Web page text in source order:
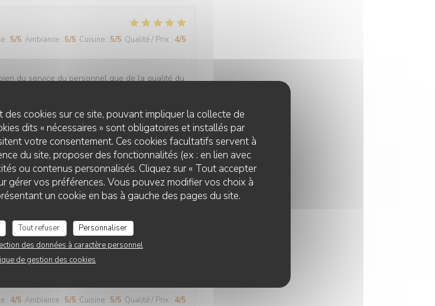
cookies sur ce site, pouvant impliquer la collecte de
dits « nécessaires » sont obligatoires et installés par
votre consentement. Ces cookies facultatifs servent à
du site, proposer des fonctionnalités (ex : en lien avec
ou contenus personnalisés. Cliquez sur « Tout accepter
gérer vos préférences. Vous pouvez modifier vos choix à
un cookie en bas à gauche des pages du site.
Tout refuser
Personnaliser
des données à caractère personnel
de gestion des cookies
: 5/5 Ambiance : 5/5 Cuisine : 5/5 Qualité / Prix : 4/5
du service du personnel que de la qualité du
Ambiance Cuisine /5 Qualité / Prix : /5
: 4/5 Ambiance : 5/5 Cuisine : 5/5 Qualité / Prix : 4/5